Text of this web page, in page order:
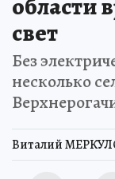
области
свет
Без
несколько
Виталий